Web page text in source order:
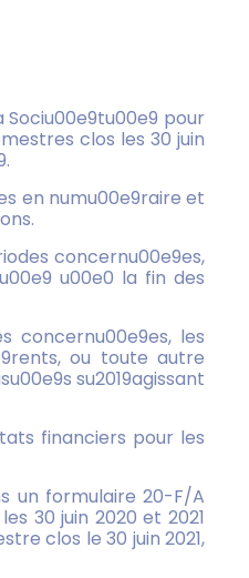
pour
clos les 30 juin
en numu00e9raire et
concernu00e9es,
u00e0 la fin des
concernu00e9es, les
ou toute autre
su2019agissant
financiers pour les
un formulaire 20-F/A
30 juin 2020 et 2021
clos le 30 juin 2021,